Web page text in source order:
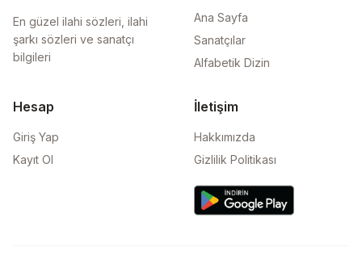
En güzel ilahi sözleri, ilahi
şarkı sözleri ve sanatçı
bilgileri
Ana Sayfa
Sanatçılar
Alfabetik Dizin
Hesap
Giriş Yap
Kayıt Ol
İletişim
Hakkımızda
Gizlilik Politikası